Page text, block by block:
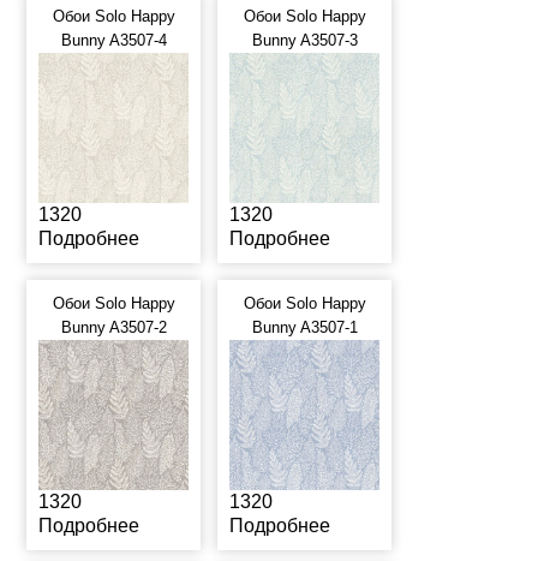
Обои Solo Happy
Bunny A3507-4
1320
Подробнее
Обои Solo Happy
Bunny A3507-3
1320
Подробнее
Обои Solo Happy
Bunny A3507-2
1320
Подробнее
Обои Solo Happy
Bunny A3507-1
1320
Подробнее